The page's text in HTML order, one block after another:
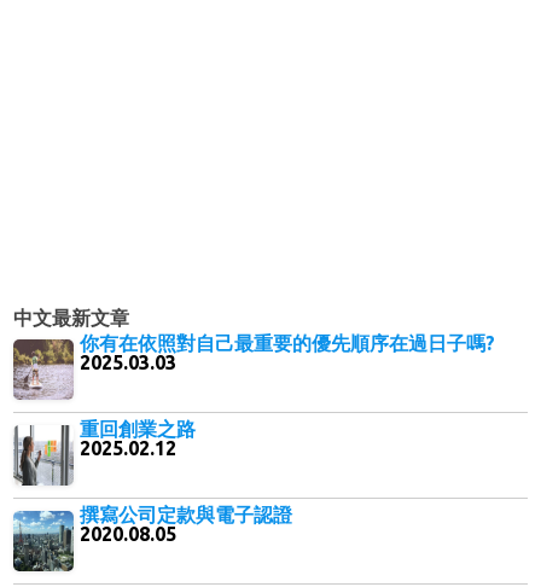
中文最新文章
你有在依照對自己最重要的優先順序在過日子嗎?
2025.03.03
重回創業之路
2025.02.12
撰寫公司定款與電子認證
2020.08.05